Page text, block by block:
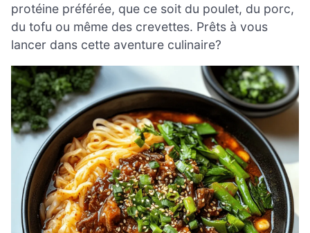
protéine préférée, que ce soit du poulet, du porc,
du tofu ou même des crevettes. Prêts à vous
lancer dans cette aventure culinaire?